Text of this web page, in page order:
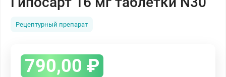
Рецептурный препарат
790,00 ₽